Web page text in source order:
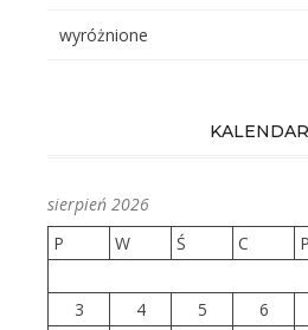
wyróżnione
sierpień 2026
P
W Ś C P
3
4 5 6